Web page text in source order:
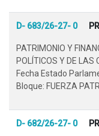
D- 683/26-27- 0
PATRIMONIO Y
POLÍTICOS Y DE LAS
Fecha Estado
Bloque: FUERZA
D- 682/26-27- 0